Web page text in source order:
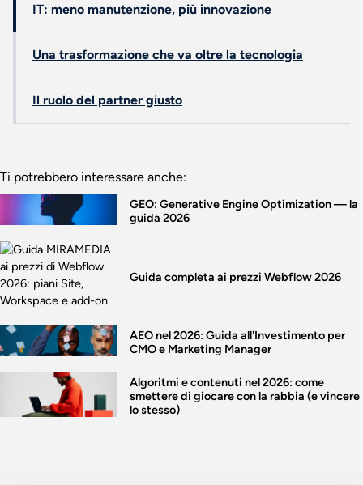
IT: meno manutenzione, più innovazione
Una trasformazione che va oltre la tecnologia
Il ruolo del partner giusto
Ti potrebbero interessare anche:
GEO: Generative Engine Optimization — la
guida 2026
Guida completa ai prezzi Webflow 2026
AEO nel 2026: Guida all'Investimento per
CMO e Marketing Manager
Algoritmi e contenuti nel 2026: come
smettere di giocare con la rabbia (e vincere
lo stesso)